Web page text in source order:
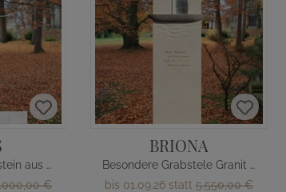
Design Urnengrabstein aus Kalkstein & Granit
€
BRIONA
Besondere Grabstele Granit mit Boot
bis 01.09.26 statt 5.550,00 €